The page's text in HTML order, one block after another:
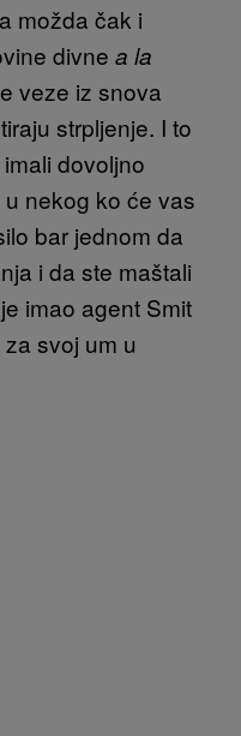
možda čak i
divne a la
veze iz snova
strpljenje. I to
dovoljno
nekog ko će vas
bar jednom da
i da ste maštali
imao agent Smit
svoj um u